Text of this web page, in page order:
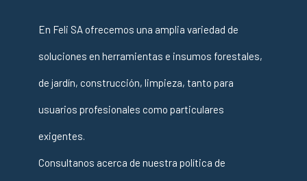
En Feli SA ofrecemos una amplia variedad de
soluciones en herramientas e insumos forestales,
de jardín, construcción, limpieza, tanto para
usuarios profesionales como particulares
exigentes.
Consultanos acerca de nuestra política de